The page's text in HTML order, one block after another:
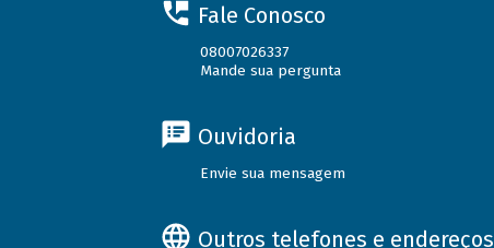
Fale Conosco
08007026337
Mande sua pergunta
Ouvidoria
Envie sua mensagem
Outros telefones e endereços